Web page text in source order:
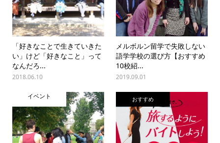
「好きなことで生きていきた
い」けど「好きなこと」って
なんだろ...
2018.06.10
メルボルン留学で失敗しない
語学学校の選び方【おすすめ
10校紹...
2019.09.01
イベント おすすめ